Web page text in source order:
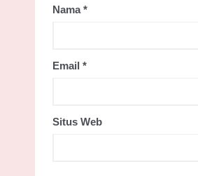
Nama*
Email *
Situs Web